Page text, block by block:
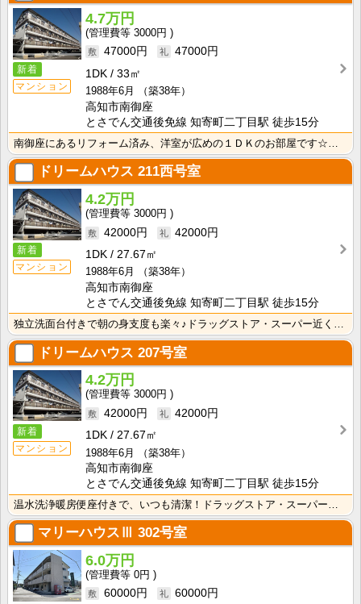
新着
マンション
4.7万円
3000円
47000円
47000円
1DK
33㎡
1988年6月
（築38年）
高知市南御座
とさでん交通後免線 知寄町二丁目駅 徒歩15分
ドリームハウス 211西号室
新着
マンション
4.2万円
3000円
42000円
42000円
1DK
27.67㎡
1988年6月
（築38年）
高知市南御座
とさでん交通後免線 知寄町二丁目駅 徒歩15分
ドリームハウス 207号室
新着
マンション
4.2万円
3000円
42000円
42000円
1DK
27.67㎡
1988年6月
（築38年）
高知市南御座
とさでん交通後免線 知寄町二丁目駅 徒歩15分
マリーハウスⅢ 302号室
6.0万円
0円
60000円
60000円